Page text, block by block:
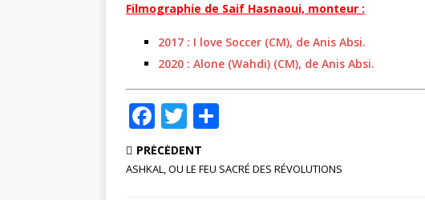
Filmographie de Saif Hasnaoui, monteur :
2017 : I love Soccer (CM), de Anis Absi.
2020 : Alone (Wahdi) (CM), de Anis Absi.
F
a
c
T
w
it ta
PRÉCÉDENT
ASHKAL, OU LE FEU SACRÉ DES RÉVOLUTIONS